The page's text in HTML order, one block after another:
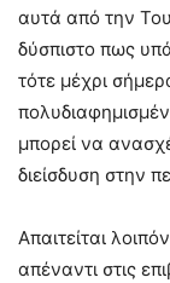
αυτά από την
δύσπιστο πως
τότε μέχρι
μπορεί να
διείσδυση στην
Απαιτείται
απέναντι στις